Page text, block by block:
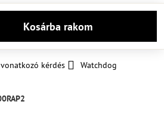
Kosárba rakom
kérdés
Watchdog